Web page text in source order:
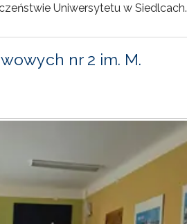
Uniwersytetu w Siedlcach.
nr 2 im. M.